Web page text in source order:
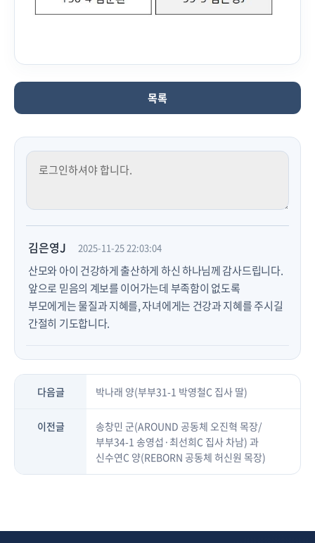
목록
김은영J 2025-11-25 22:03:04
산모와 아이 건강하게 출산하게 하신 하나님께 감사드립니다.
앞으로 믿음의 계보를 이어가는데 부족함이 없도록
부모에게는 물질과 지혜를, 자녀에게는 건강과 지혜를 주시길
간절히 기도합니다.
다음글 박나래 양(부부31-1 박영철C 집사 딸)
이전글
송창민 군(AROUND 공동체 오진혁 목장/
부부34-1 송영섭·최선희C 집사 차남) 과
신수연C 양(REBORN 공동체 허신원 목장)